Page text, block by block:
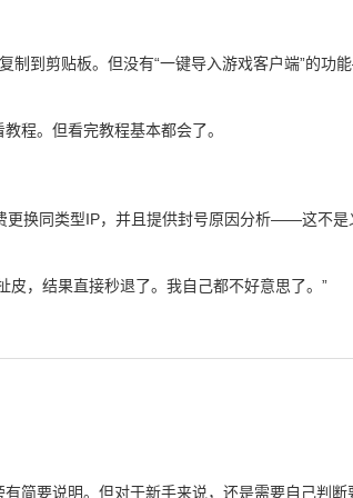
制到剪贴板。但没有“一键导入游戏客户端”的
程。但看完教程基本都会了。
更换同类型IP，并且提供封号原因分析——这不是
皮，结果直接秒退了。我自己都不好意思了。”
简要说明。但对于新手来说，还是需要自己判断